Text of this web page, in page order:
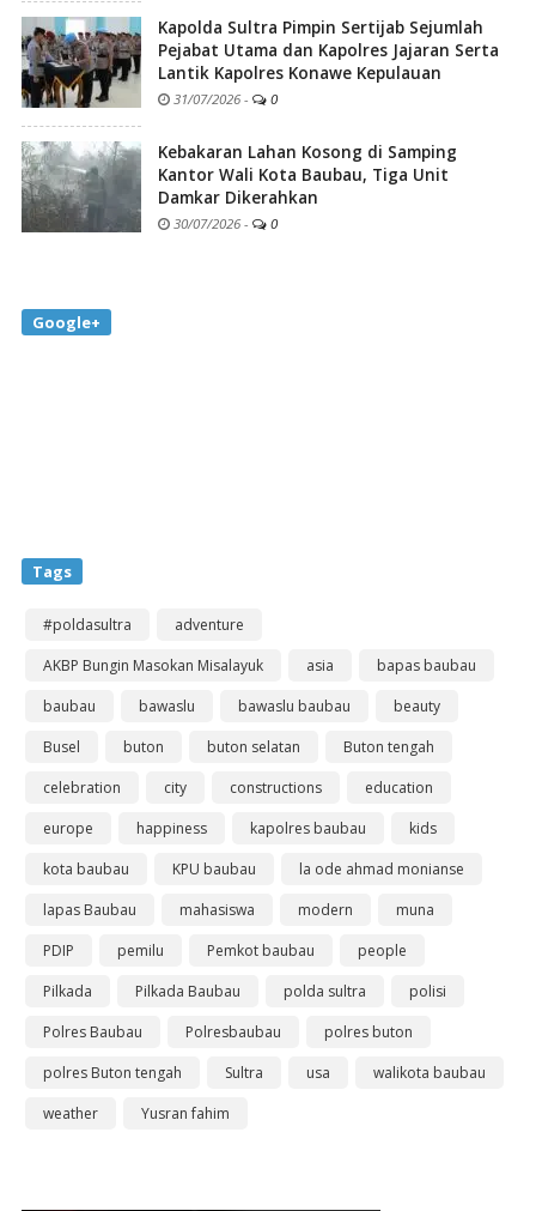
Kapolda Sultra Pimpin Sertijab Sejumlah
Pejabat Utama dan Kapolres Jajaran Serta
Lantik Kapolres Konawe Kepulauan
31/07/2026 - 0
Kebakaran Lahan Kosong di Samping
Kantor Wali Kota Baubau, Tiga Unit
Damkar Dikerahkan
30/07/2026 - 0
Google+
Tags
#poldasultra
adventure
AKBP Bungin Masokan Misalayuk
asia
bapas baubau
baubau
bawaslu bawaslu baubau
beauty
Busel
buton buton selatan
Buton tengah
celebration
city constructions
education
europe
happiness kapolres baubau
kids
kota baubau
KPU baubau
la ode ahmad monianse
lapas Baubau
mahasiswa modern
muna
PDIP
pemilu Pemkot baubau
people
Pilkada
Pilkada Baubau polda sultra
polisi
Polres Baubau
Polresbaubau
polres buton
polres Buton tengah
Sultra usa
walikota baubau
weather
Yusran fahim